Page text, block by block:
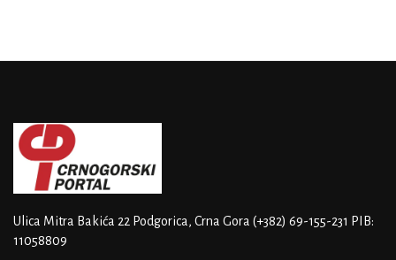
Ulica Mitra Bakića 22 Podgorica, Crna Gora (+382) 69-155-231 PIB:
11058809